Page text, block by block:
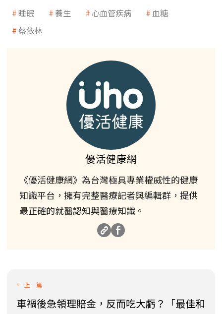
睡眠 養生 心血管疾病
血糖
蔡依林
優活健康網
《優活健康網》為台灣極具專業權威性的健康
知識平台，擁有完整醫療記者與編輯群，提供
最正確的就醫認知與醫療知識。
車禍後急領理賠金，反而吃大虧？「最佳和